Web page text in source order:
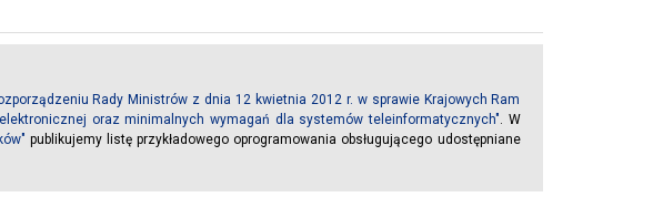
Rady Ministrów z dnia 12 kwietnia 2012 r. w sprawie Krajowych Ram
oraz minimalnych wymagań dla systemów teleinformatycznych". W
publikujemy listę przykładowego oprogramowania obsługującego udostępniane